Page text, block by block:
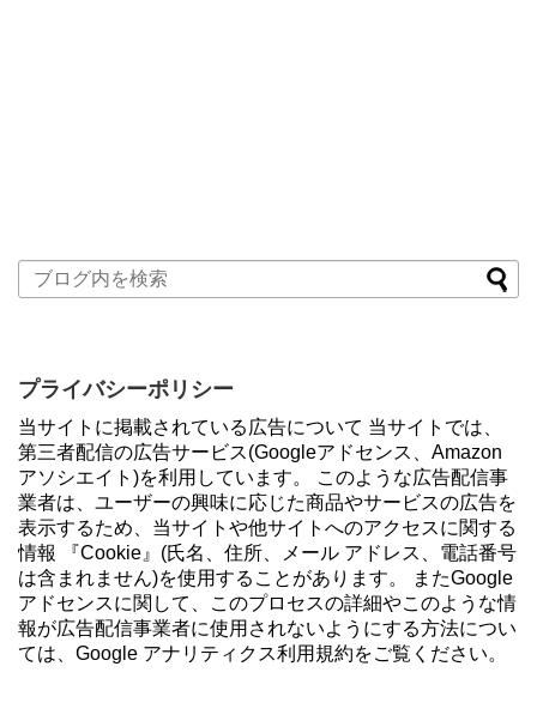
プライバシーポリシー
当サイトに掲載されている広告について 当サイトでは、
第三者配信の広告サービス(Googleアドセンス、Amazon
アソシエイト)を利用しています。 このような広告配信事
業者は、ユーザーの興味に応じた商品やサービスの広告を
表示するため、当サイトや他サイトへのアクセスに関する
情報 『Cookie』(氏名、住所、メール アドレス、電話番号
は含まれません)を使用することがあります。 またGoogle
アドセンスに関して、このプロセスの詳細やこのような情
報が広告配信事業者に使用されないようにする方法につい
ては、Google アナリティクス利用規約をご覧ください。